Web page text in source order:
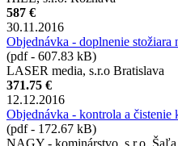
587 €
30.11.2016
Objednávka - doplnenie stožiara
(pdf - 607.83 kB)
LASER media, s.r.o Bratislava
371.75 €
12.12.2016
Objednávka - kontrola a
(pdf - 172.67 kB)